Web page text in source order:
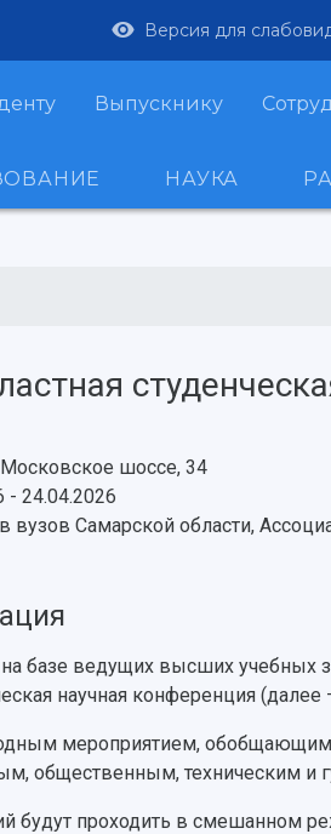
Версия для
Выпускнику
НАУКА
шоссе, 34
- 24.04.2026
вузов Самарской области,
на базе ведущих высших учебных
научная конференция
мероприятием,
общественным, техническим и
будут проходить в смешанном